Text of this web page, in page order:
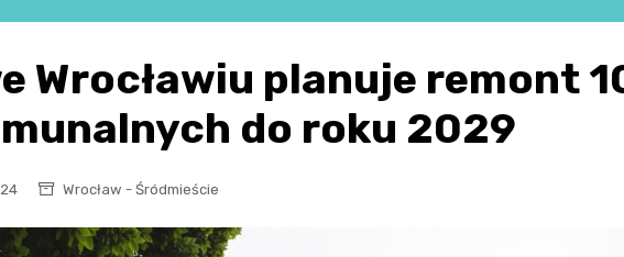
wpisy
we Wrocławiu
Co warto zobaczyć we
Wrocławiu?
Sklep medyczny
Apteka
Klub
Taxi
Klub
Wrocławiu planuje remont
do roku 2029
Wrocław - Śródmieście